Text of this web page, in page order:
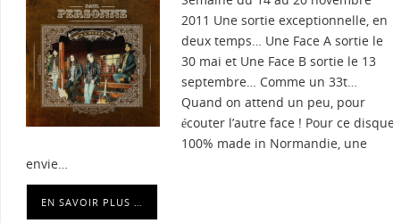
2011 Une sortie exceptionnelle, en
deux temps… Une Face A sortie le
30 mai et Une Face B sortie le 13
septembre… Comme un 33t…
Quand on attend un peu, pour
écouter l’autre face ! Pour ce
100% made in Normandie, une
envie…
EN SAVOIR PLUS …